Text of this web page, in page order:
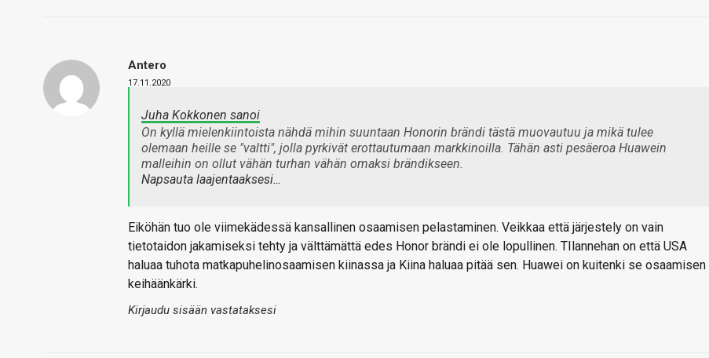
Antero
17.11.2020
Juha Kokkonen sanoi
On kyllä mielenkiintoista nähdä mihin suuntaan Honorin brändi tästä muovautuu ja mikä tulee
olemaan heille se "valtti", jolla pyrkivät erottautumaan markkinoilla. Tähän asti pesäeroa Huawein
malleihin on ollut vähän turhan vähän omaksi brändikseen.
Napsauta laajentaaksesi…
Eiköhän tuo ole viimekädessä kansallinen osaamisen pelastaminen. Veikkaa että järjestely on vain
tietotaidon jakamiseksi tehty ja välttämättä edes Honor brändi ei ole lopullinen. TIlannehan on että USA
haluaa tuhota matkapuhelinosaamisen kiinassa ja Kiina haluaa pitää sen. Huawei on kuitenki se osaamisen
keihäänkärki.
Kirjaudu sisään vastataksesi